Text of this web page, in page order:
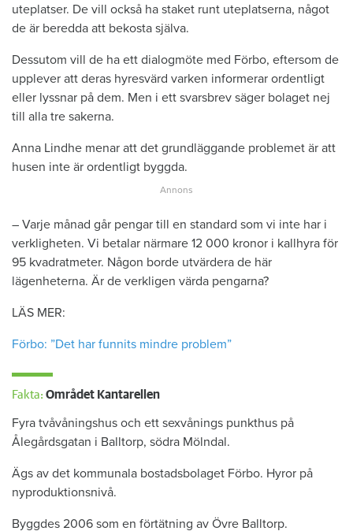
uteplatser. De vill också ha staket runt uteplatserna, något
de är beredda att bekosta själva.
Dessutom vill de ha ett dialogmöte med Förbo, eftersom de
upplever att deras hyresvärd varken informerar ordentligt
eller lyssnar på dem. Men i ett svarsbrev säger bolaget nej
till alla tre sakerna.
Anna Lindhe menar att det grundläggande problemet är att
husen inte är ordentligt byggda.
– Varje månad går pengar till en standard som vi inte har i
verkligheten. Vi betalar närmare 12 000 kronor i kallhyra för
95 kvadratmeter. Någon borde utvärdera de här
lägenheterna. Är de verkligen värda pengarna?
LÄS MER:
Förbo: ”Det har funnits mindre problem”
Fakta: Området Kantarellen
Fyra tvåvåningshus och ett sexvånings punkthus på
Ålegårdsgatan i Balltorp, södra Mölndal.
Ägs av det kommunala bostadsbolaget Förbo. Hyror på
nyproduktionsnivå.
Byggdes 2006 som en förtätning av Övre Balltorp.